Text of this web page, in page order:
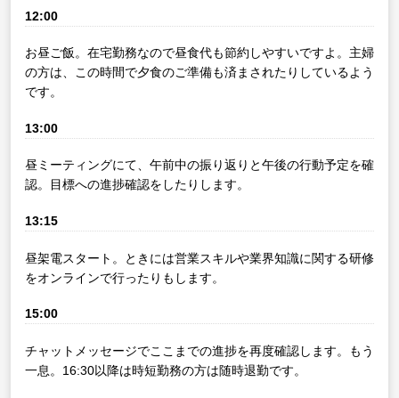
12:00
お昼ご飯。在宅勤務なので昼食代も節約しやすいですよ。主婦
の方は、この時間で夕食のご準備も済まされたりしているよう
です。
13:00
昼ミーティングにて、午前中の振り返りと午後の行動予定を確
認。目標への進捗確認をしたりします。
13:15
昼架電スタート。ときには営業スキルや業界知識に関する研修
をオンラインで行ったりもします。
15:00
チャットメッセージでここまでの進捗を再度確認します。もう
一息。16:30以降は時短勤務の方は随時退勤です。